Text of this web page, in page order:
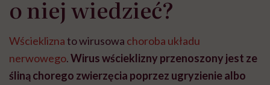
o niej wiedzieć?
Wściekliznato wirusowa choroba układu
nerwowego.Wirus wścieklizny przenoszony jest ze
śliną chorego zwierzęcia poprzez ugryzienie albo